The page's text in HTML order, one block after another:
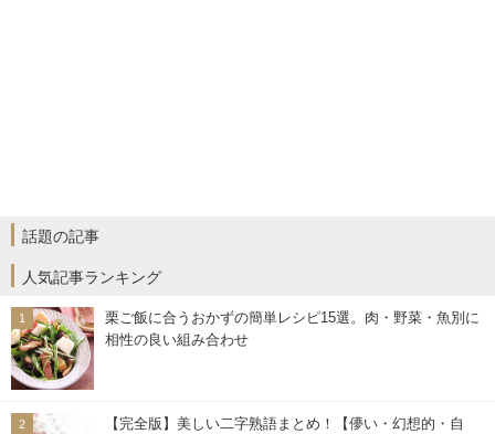
話題の記事
人気記事ランキング
栗ご飯に合うおかずの簡単レシピ15選。肉・野菜・魚別に
相性の良い組み合わせ
【完全版】美しい二字熟語まとめ！【儚い・幻想的・自